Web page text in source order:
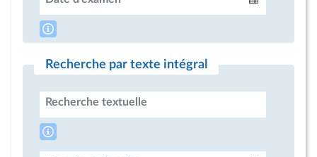
Recherche par texte intégral
Recherche textuelle